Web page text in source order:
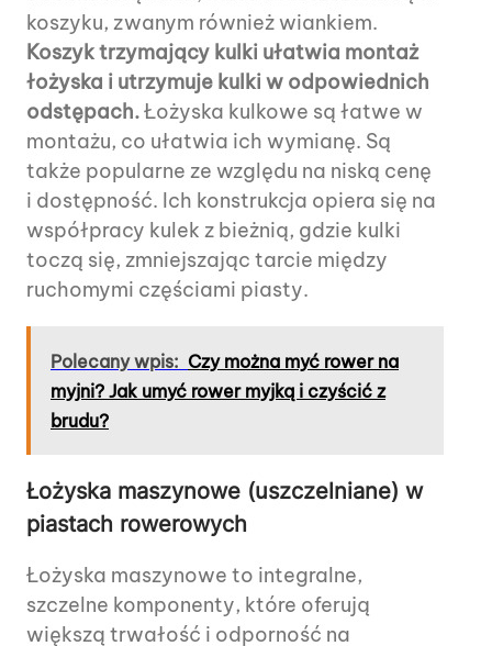
koszyku, zwanym również wiankiem.
Koszyk trzymający kulki ułatwia montaż
łożyska i utrzymuje kulki w odpowiednich
odstępach.Łożyska kulkowe są łatwe w
montażu, co ułatwia ich wymianę. Są
także popularne ze względu na niską cenę
i dostępność. Ich konstrukcja opiera się na
współpracy kulek z bieżnią, gdzie kulki
toczą się, zmniejszając tarcie między
ruchomymi częściami piasty.
Polecany wpis: Czy można myć rower na
myjni? Jak umyć rower myjką i czyścić z
brudu?
Łożyska maszynowe (uszczelniane) w
piastach rowerowych
Łożyska maszynowe to integralne,
szczelne komponenty, które oferują
większą trwałość i odporność na